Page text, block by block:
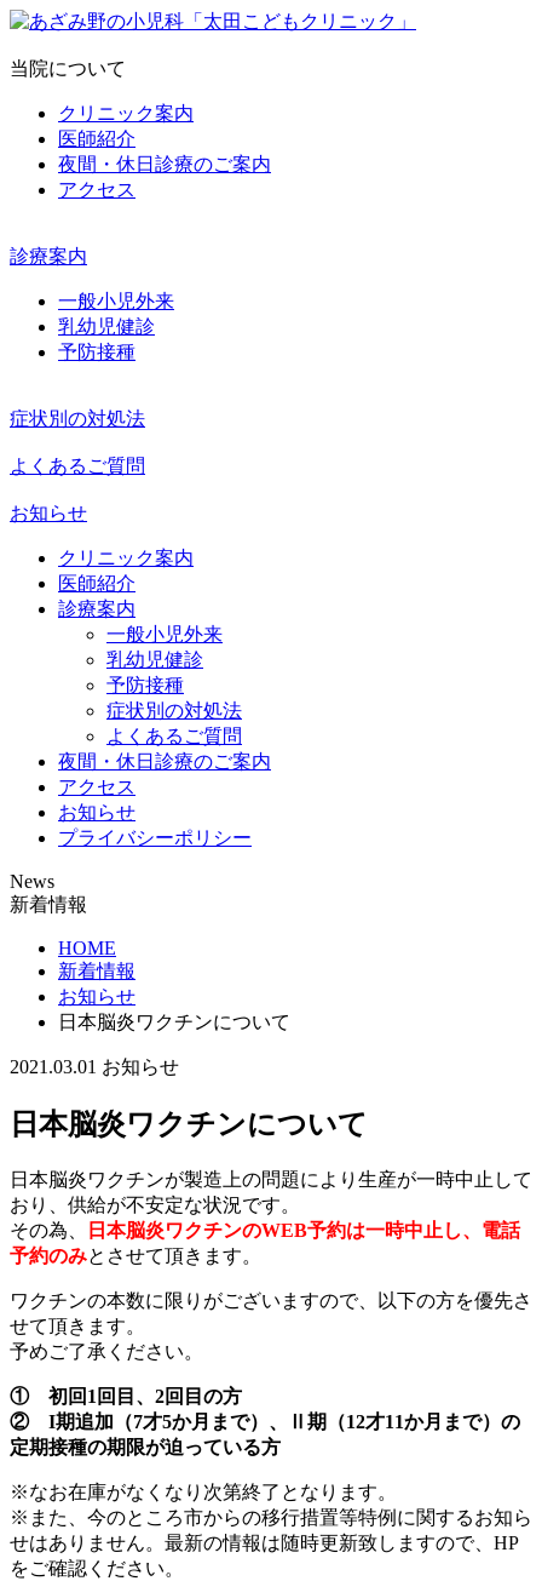
当院について
クリニック案内
医師紹介
夜間・休日診療のご案内
アクセス
診療案内
一般小児外来
乳幼児健診
予防接種
症状別の対処法
よくあるご質問
お知らせ
クリニック案内
医師紹介
診療案内
一般小児外来
乳幼児健診
予防接種
症状別の対処法
よくあるご質問
夜間・休日診療のご案内
アクセス
お知らせ
プライバシーポリシー
News
新着情報
HOME
新着情報
お知らせ
日本脳炎ワクチンについて
2021.03.01 お知らせ
日本脳炎ワクチンについて
日本脳炎ワクチンが製造上の問題により生産が一時中止して
おり、供給が不安定な状況です。
その為、
日本脳炎ワクチンのWEB予約は一時中止し、電話
予約のみとさせて頂きます。
ワクチンの本数に限りがございますので、以下の方を優先さ
せて頂きます。
予めご了承ください。
① 初回1回目、2回目の方
② I期追加（7才5か月まで）、Ⅱ期（12才11か月まで）の
定期接種の期限が迫っている方
※なお在庫がなくなり次第終了となります。
※また、今のところ市からの移行措置等特例に関するお知ら
せはありません。最新の情報は随時更新致しますので、HP
をご確認ください。